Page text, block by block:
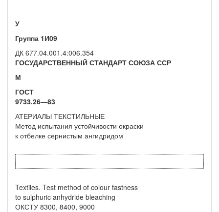
У
Группа 1И09
ДК 677.04.001.4:006.354
ГОСУДАРСТВЕННЫЙ СТАНДАРТ СОЮЗА ССР
М
ГОСТ
9733.26—83
АТЕРИАЛЫ ТЕКСТИЛЬНЫЕ
Метод испытания устойчивости окраски
к отбелке сернистым ангидридом
Textiles. Test method of colour fastness
to sulphuric anhydride bleaching
ОКСТУ 8300, 8400, 9000